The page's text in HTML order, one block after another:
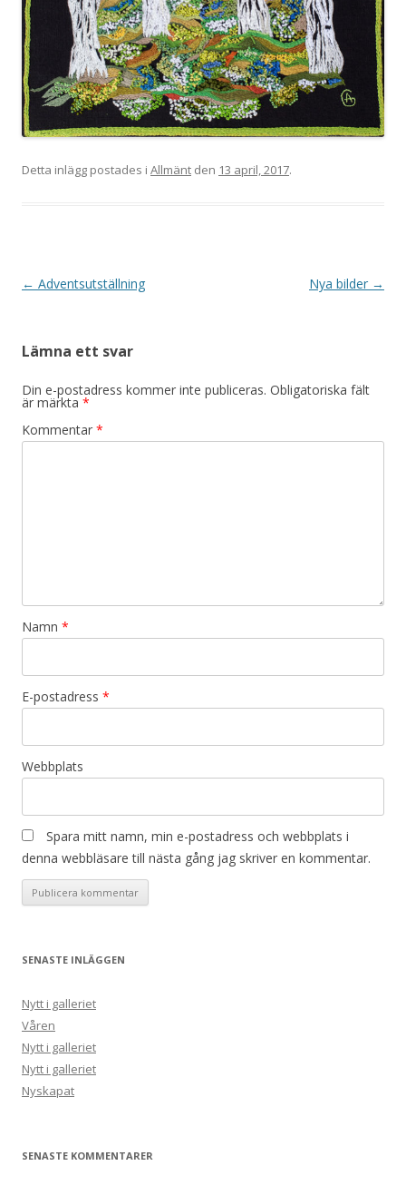
Detta inlägg postades i Allmänt den 13 april, 2017.
Inläggsnavigering
← Adventsutställning Nya bilder →
Lämna ett svar
Din e-postadress kommer inte publiceras. Obligatoriska fält
är märkta *
Kommentar *
Namn *
E-postadress *
Webbplats
Spara mitt namn, min e-postadress och webbplats i
denna webbläsare till nästa gång jag skriver en kommentar.
SENASTE INLÄGGEN
Nytt i galleriet
Våren
Nytt i galleriet
Nytt i galleriet
Nyskapat
SENASTE KOMMENTARER